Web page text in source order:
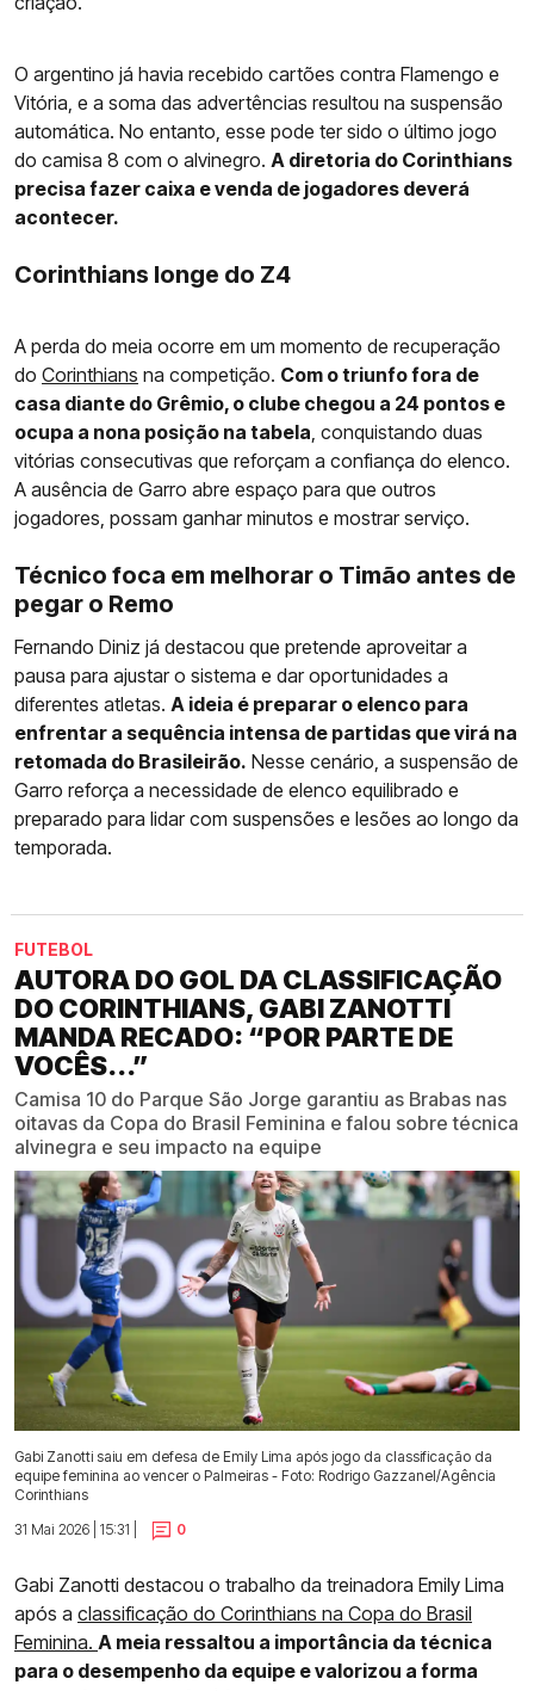
O argentino já havia recebido cartões contra Flamengo e
Vitória, e a soma das advertências resultou na suspensão
automática. No entanto, esse pode ter sido o último jogo
do camisa 8 com o alvinegro. A diretoria do Corinthians
precisa fazer caixa e venda de jogadores deverá
acontecer.
Corinthians longe do Z4
A perda do meia ocorre em um momento de recuperação
do Corinthians na competição. Com o triunfo fora de
casa diante do Grêmio, o clube chegou a 24 pontos e
ocupa a nona posição na tabela , conquistando duas
vitórias consecutivas que reforçam a confiança do elenco.
A ausência de Garro abre espaço para que outros
jogadores, possam ganhar minutos e mostrar serviço.
Técnico foca em melhorar o Timão antes de
pegar o Remo
Fernando Diniz já destacou que pretende aproveitar a
pausa para ajustar o sistema e dar oportunidades a
diferentes atletas. A ideia é preparar o elenco para
enfrentar a sequência intensa de partidas que virá na
retomada do Brasileirão. Nesse cenário, a suspensão de
Garro reforça a necessidade de elenco equilibrado e
preparado para lidar com suspensões e lesões ao longo da
temporada.
FUTEBOL
AUTORA DO GOL DA CLASSIFICAÇÃO
DO CORINTHIANS, GABI ZANOTTI
MANDA RECADO: “POR PARTE DE
VOCÊS...”
Camisa 10 do Parque São Jorge garantiu as Brabas nas
oitavas da Copa do Brasil Feminina e falou sobre técnica
alvinegra e seu impacto na equipe
Gabi Zanotti saiu em defesa de Emily Lima após jogo da classificação da
equipe feminina ao vencer o Palmeiras - Foto: Rodrigo Gazzanel/Agência
Corinthians
31 Mai 2026 | 15:31 |
0
Gabi Zanotti destacou o trabalho da treinadora Emily Lima
após a classificação do Corinthians na Copa do Brasil
Feminina. A meia ressaltou a importância da técnica
para o desempenho da equipe e valorizou a forma